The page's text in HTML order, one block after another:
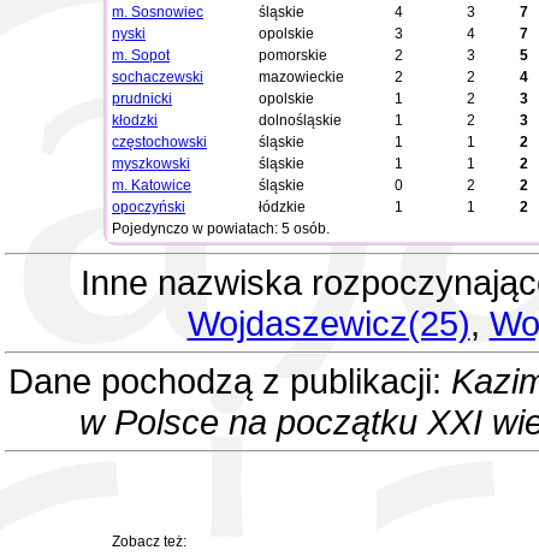
m. Sosnowiec
śląskie 4 3
7
nyski
opolskie 3 4
7
m. Sopot
pomorskie 2 3
5
sochaczewski
mazowieckie 2 2
4
prudnicki
opolskie 1 2
3
kłodzki
dolnośląskie 1 2
3
częstochowski
śląskie 1 1
2
myszkowski
śląskie 1 1
2
m. Katowice
śląskie 0 2
2
opoczyński
łódzkie 1 1
2
Pojedynczo w powiatach: 5 osób.
Inne nazwiska
Wojdaszewicz(25),
Dane pochodzą z publikacji:
w Polsce na początku XXI
Zobacz też: